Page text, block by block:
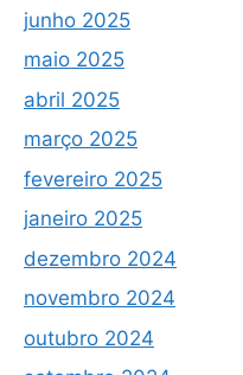
junho 2025
maio 2025
abril 2025
março 2025
fevereiro 2025
janeiro 2025
dezembro 2024
novembro 2024
outubro 2024